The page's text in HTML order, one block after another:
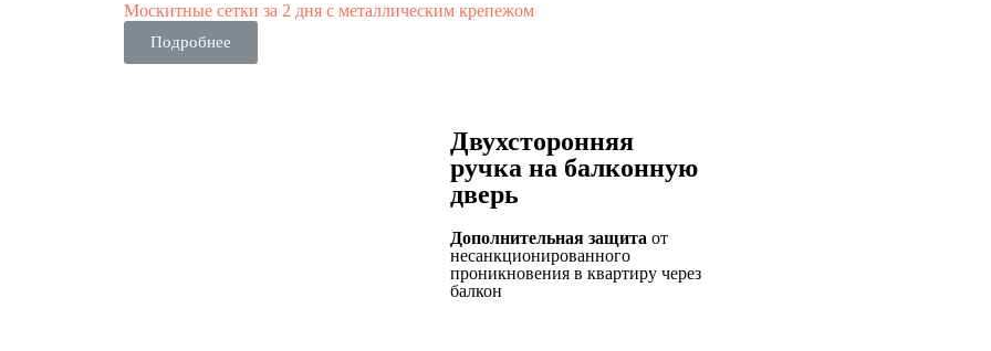
Москитные сетки за 2 дня с металлическим крепежом
Подробнее
Двухсторонняя
ручка на балконную
дверь
Дополнительная защита от
несанкционированного
проникновения в квартиру через
балкон